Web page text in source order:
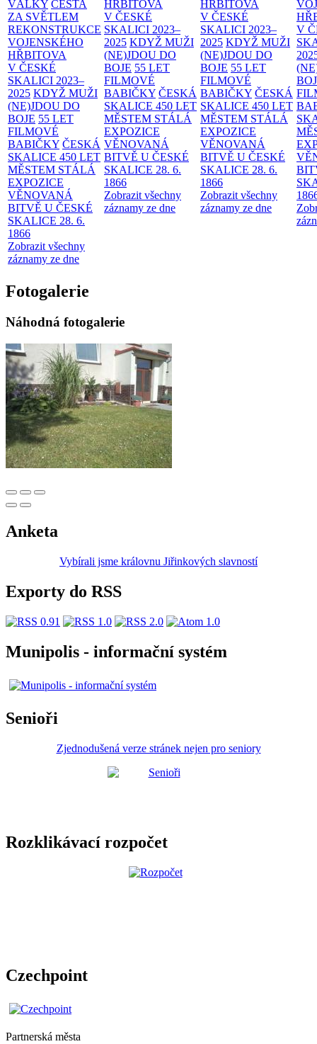
VÁLKY CESTA
ZA SVĚTLEM
REKONSTRUKCE
VOJENSKÉHO
HŘBITOVA
V ČESKÉ
SKALICI 2023–
2025 KDYŽ MUŽI
(NE)JDOU DO
BOJE 55 LET
FILMOVÉ
BABIČKY ČESKÁ
SKALICE 450 LET
MĚSTEM STÁLÁ
EXPOZICE
VĚNOVANÁ
BITVĚ U ČESKÉ
SKALICE 28. 6.
1866
Zobrazit všechny
záznamy ze dne
HŘBITOVA
V ČESKÉ
SKALICI 2023–
2025 KDYŽ MUŽI
(NE)JDOU DO
BOJE 55 LET
FILMOVÉ
BABIČKY ČESKÁ
SKALICE 450 LET
MĚSTEM STÁLÁ
EXPOZICE
VĚNOVANÁ
BITVĚ U ČESKÉ
SKALICE 28. 6.
1866
Zobrazit všechny
záznamy ze dne
HŘBITOVA
V ČESKÉ
SKALICI 2023–
2025 KDYŽ MUŽI
(NE)JDOU DO
BOJE 55 LET
FILMOVÉ
BABIČKY ČESKÁ
SKALICE 450 LET
MĚSTEM STÁLÁ
EXPOZICE
VĚNOVANÁ
BITVĚ U ČESKÉ
SKALICE 28. 6.
1866
Zobrazit všechny
záznamy ze dne
V
Fotogalerie
Náhodná fotogalerie
Anketa
Vybírali jsme královnu Jiřinkových slavností
Exporty do RSS
Munipolis - informační systém
Senioři
Zjednodušená verze stránek nejen pro seniory
Rozklikávací rozpočet
Czechpoint
Partnerská města